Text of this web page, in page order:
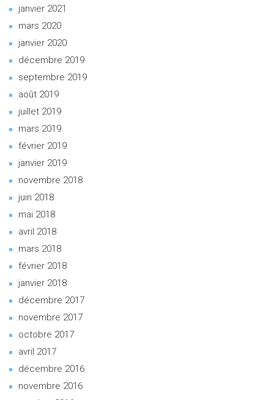
janvier 2021
mars 2020
janvier 2020
décembre 2019
septembre 2019
août 2019
juillet 2019
mars 2019
février 2019
janvier 2019
novembre 2018
juin 2018
mai 2018
avril 2018
mars 2018
février 2018
janvier 2018
décembre 2017
novembre 2017
octobre 2017
avril 2017
décembre 2016
novembre 2016